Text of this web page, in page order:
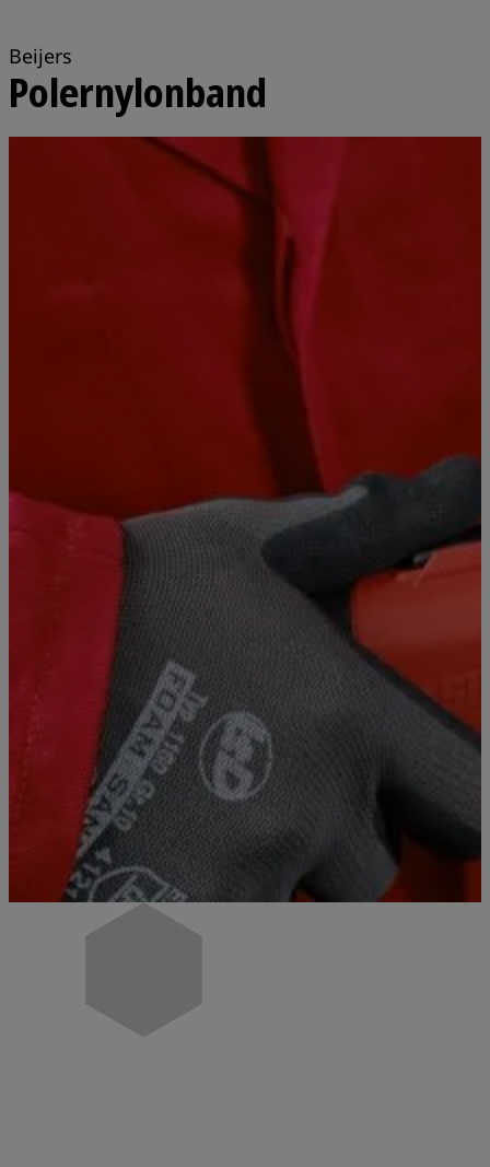
Beijers
Polernylonband